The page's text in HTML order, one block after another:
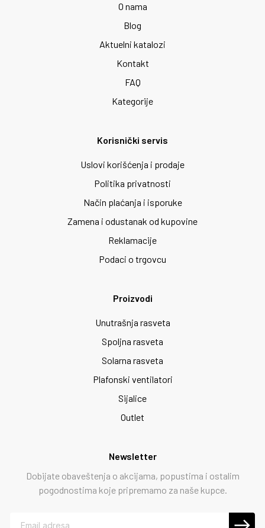
O nama
Blog
Aktuelni katalozi
Kontakt
FAQ
Kategorije
Korisnički servis
Uslovi korišćenja i prodaje
Politika privatnosti
Način plaćanja i isporuke
Zamena i odustanak od kupovine
Reklamacije
Podaci o trgovcu
Proizvodi
Unutrašnja rasveta
Spoljna rasveta
Solarna rasveta
Plafonski ventilatori
Sijalice
Outlet
Newsletter
Dobijate obaveštenja o akcijama, popustima i ostalim
pogodnostima koje pripremamo za naše kupce.